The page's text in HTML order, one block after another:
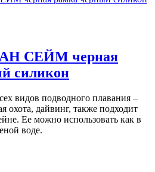
СЕЙМ черная
силикон
видов подводного плавания –
охота, дайвинг, также подходит
Ее можно использовать как в
воде.